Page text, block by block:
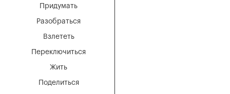
Придумать
Разобраться
Взлететь
Переключиться
Жить
Поделиться